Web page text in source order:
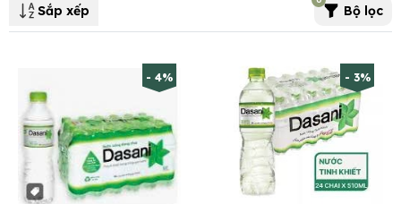
Sắp xếp Bộ lọc
- 4% - 3%